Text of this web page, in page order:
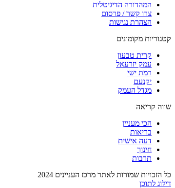
המהדורה הדיגיטלית
צרו קשר / פרסום
הצהרת נגישות
קטגוריות מקומונים
קרית טבעון
עמק יזרעאל
רמת ישי
יקנעם
מגדל העמק
שווה קריאה
הכי מעניין
בריאות
דעה אישית
חינוך
תרבות
כל הזכויות שמורות לאתר מרכז העניינים 2024
דילוג לתוכן